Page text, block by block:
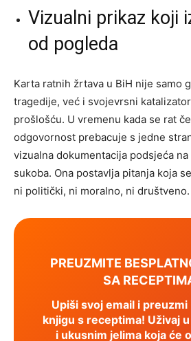
Vizualni prikaz koji
od pogleda
Karta ratnih žrtava u BiH nije samo
tragedije, već i svojevrsni
prošlošću. U vremenu kada se rat
odgovornost prebacuje s jedne
vizualna dokumentacija podsjeća
sukoba. Ona postavlja pitanja koja
ni politički, ni moralno, ni društveno.
PREUZMITE
SA
Upiši svoj email i preuzmi
knjigu s receptima! Uživaj
i ukusnim jelima koja će